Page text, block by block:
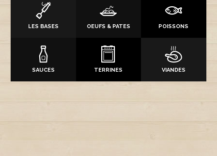
LES BASES OEUFS & PATES POISSONS
SAUCES TERRINES VIANDES